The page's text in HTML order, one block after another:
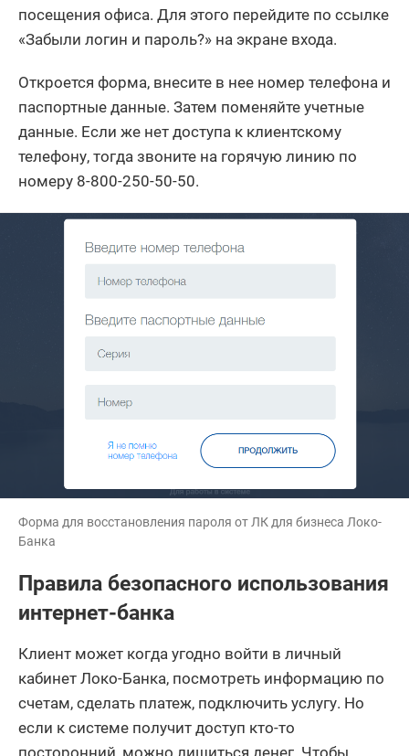
посещения офиса. Для этого перейдите по ссылке
«Забыли логин и пароль?» на экране входа.
Откроется форма, внесите в нее номер телефона и
паспортные данные. Затем поменяйте учетные
данные. Если же нет доступа к клиентскому
телефону, тогда звоните на горячую линию по
номеру 8-800-250-50-50.
Форма для восстановления пароля от ЛК для бизнеса Локо-
Банка
Правила безопасного использования
интернет-банка
Клиент может когда угодно войти в личный
кабинет Локо-Банка, посмотреть информацию по
счетам, сделать платеж, подключить услугу. Но
если к системе получит доступ кто-то
посторонний, можно лишиться денег. Чтобы